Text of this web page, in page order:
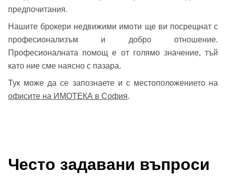
предпочитания.
Нашите брокери недвижими имоти ще ви посрещнат с
професионализъм и добро отношение.
Професионалната помощ е от голямо значение, тъй
като ние сме наясно с пазара.
Тук може да се запознаете и с местоположението на
офисите на ИМОТЕКА в София.
Често задавани въпроси